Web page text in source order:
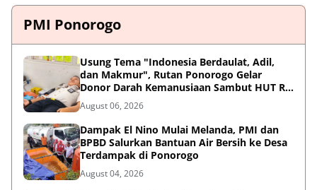
PMI Ponorogo
Usung Tema "Indonesia Berdaulat, Adil,
dan Makmur", Rutan Ponorogo Gelar
Donor Darah Kemanusiaan Sambut HUT RI
ke-81
August 06, 2026
Dampak El Nino Mulai Melanda, PMI dan
BPBD Salurkan Bantuan Air Bersih ke Desa
Terdampak di Ponorogo
August 04, 2026